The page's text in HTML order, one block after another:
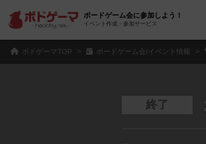
ボードゲーム会に参加しよう！
イベント作成・参加サービス
ボドゲーマTOP ボードゲーム会/イベント情報
終了